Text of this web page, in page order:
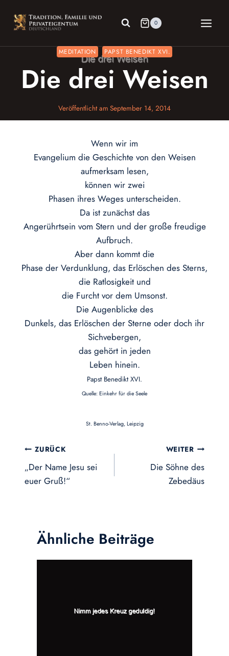
Inhalt
springen
0
MEDITATION PAPST BENEDIKT XVI.
Die drei Weisen
Veröffentlicht am September 14, 2014
Wenn wir im
Evangelium die Geschichte von den Weisen
aufmerksam lesen,
können wir zwei
Phasen ihres Weges unterscheiden.
Da ist zunächst das
Angerührtsein vom Stern und der große freudige
Aufbruch.
Aber dann kommt die
Phase der Verdunklung, das Erlöschen des Sterns,
die Ratlosigkeit und
die Furcht vor dem Umsonst.
Die Augenblicke des
Dunkels, das Erlöschen der Sterne oder doch ihr
Sichvebergen,
das gehört in jeden
Leben hinein.
Papst Benedikt XVI.
Quelle: Einkehr für die Seele
St. Benno-Verlag, Leipzig
Beitragsnavigation
ZURÜCK
„Der Name Jesu sei
euer Gruß!“
WEITER
Die Söhne des
Zebedäus
Ähnliche Beiträge